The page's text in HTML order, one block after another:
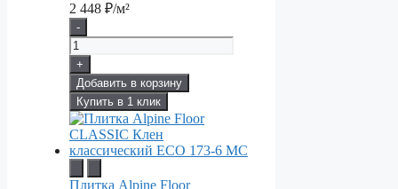
2 448 ₽/м²
-
+
Добавить в корзину
Купить в 1 клик
Плитка Alpine Floor